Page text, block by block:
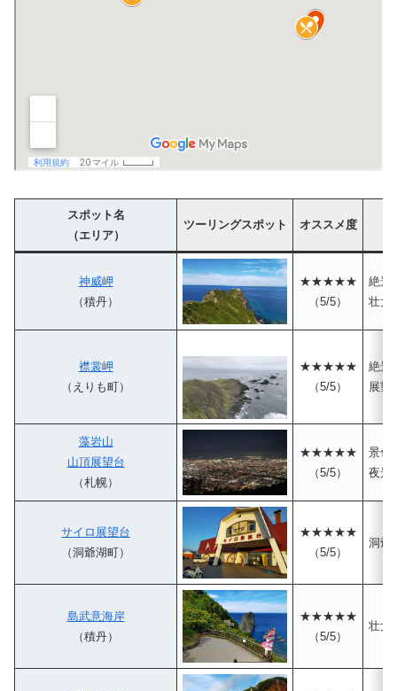
スポット名
（エリア）
ツーリングスポット オススメ度
神威岬
（積丹）
★★★★★
（5/5）
絶景
壮大
襟裳岬
（えりも町）
★★★★★
（5/5）
絶景
展望
藻岩山
山頂展望台
（札幌）
★★★★★
（5/5）
景色
夜景
サイロ展望台
（洞爺湖町）
★★★★★
（5/5）
洞爺
島武意海岸
（積丹）
★★★★★
（5/5）
壮大